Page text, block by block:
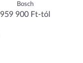
Bosch
959 900 Ft-tól